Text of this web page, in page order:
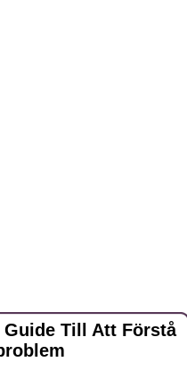
Till Att Förstå